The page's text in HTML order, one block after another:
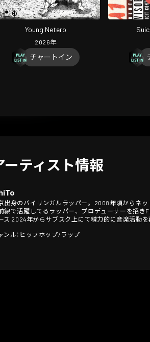
Young Netero
2026年
チャートイン
ーティスト情報
出身のバイリンガルラッパー。2008年頃からネ
線で活躍してるラッパー、プロデューサーを招き
ス 2024年からサブスク上にて精力的に音楽活動
ンル：ヒップホップ/ラップ